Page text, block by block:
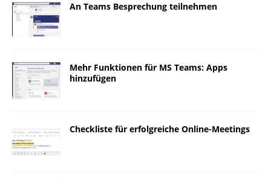
An Teams Besprechung teilnehmen
Mehr Funktionen für MS Teams: Apps
hinzufügen
Checkliste für erfolgreiche Online-Meetings